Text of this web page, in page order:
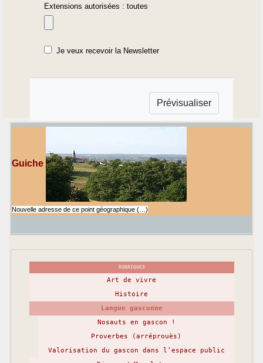
Extensions autorisées : toutes
Je veux recevoir la Newsletter
Guiche
Nouvelle adresse de ce point géographique (…)
RUBRIQUES
Art de vivre
Histoire
Langue gasconne
Nosauts en gascon !
Proverbes (arréprouès)
Valorisation du gascon dans l’espace public